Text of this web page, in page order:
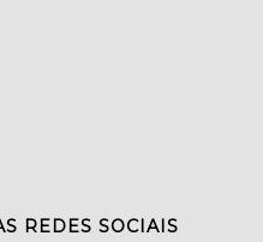
REDES SOCIAIS